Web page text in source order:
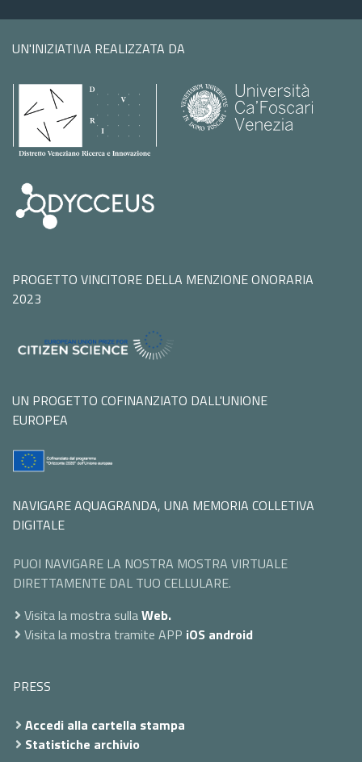
UN'INIZIATIVA REALIZZATA DA
PROGETTO VINCITORE DELLA MENZIONE ONORARIA
2023
UN PROGETTO COFINANZIATO DALL'UNIONE
EUROPEA
NAVIGARE AQUAGRANDA, UNA MEMORIA COLLETIVA
DIGITALE
PUOI NAVIGARE LA NOSTRA MOSTRA VIRTUALE
DIRETTAMENTE DAL TUO CELLULARE.
Visita la mostra sullaWeb.
Visita la mostra tramite APP iOS android
PRESS
Accedi alla cartella stampa
Statistiche archivio